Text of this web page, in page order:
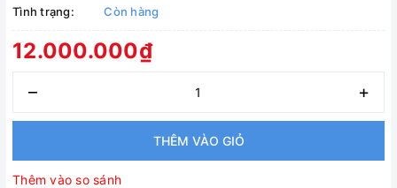
Tình trạng:
Còn hàng
12.000.000₫
– +
THÊM VÀO GIỎ
Thêm vào so sánh